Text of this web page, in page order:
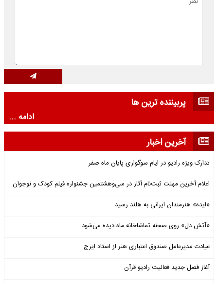
پربیننده ترین ها
ادامه ...
آخرین اخبار
تدارک ویژه رادیو در ایام سوگواری پایان ماه صفر
اعلام آخرین مهلت ثبت‌نام آثار در سی‌وهشتمین جشنواره فیلم کودک و نوجوان
«ایده» هنرمندان ایرانی به هلند رسید
«آتش دل» روی صحنه تماشاخانه ماه دیده می‌شود
عیادت مدیرعامل صندوق اعتباری هنر از استاد ایرج
آغاز فصل جدید فعالیت رادیو قرآن